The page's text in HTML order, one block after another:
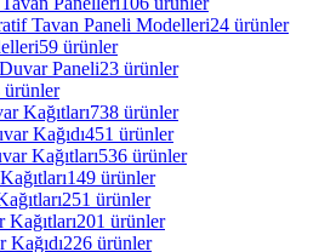
Tavan Paneli Modelleri24 ürünler
59 ürünler
Paneli23 ürünler
ürünler
Kağıtları738 ürünler
Kağıdı451 ürünler
Kağıtları536 ürünler
149 ürünler
251 ürünler
201 ürünler
226 ürünler